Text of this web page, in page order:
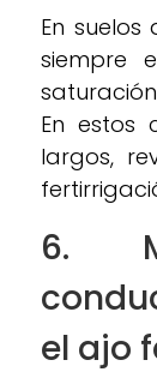
En suelos
siempre
En estos
largos,
6.
el ajo